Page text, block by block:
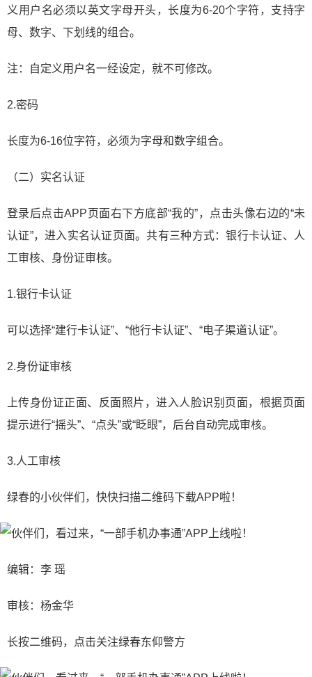
义用户名必须以英文字母开头，长度为6-20个字符，支持字
母、数字、下划线的组合。
注：自定义用户名一经设定，就不可修改。
2.密码
长度为6-16位字符，必须为字母和数字组合。
（二）实名认证
登录后点击APP页面右下方底部“我的”，点击头像右边的“未
认证”，进入实名认证页面。共有三种方式：银行卡认证、人
工审核、身份证审核。
1.银行卡认证
可以选择“建行卡认证”、“他行卡认证”、“电子渠道认证”。
2.身份证审核
上传身份证正面、反面照片，进入人脸识别页面，根据页面
提示进行“摇头”、“点头”或“眨眼”，后台自动完成审核。
3.人工审核
绿春的小伙伴们，快快扫描二维码下载APP啦！
编辑：李 瑶
审核：杨金华
长按二维码，点击关注绿春东仰警方